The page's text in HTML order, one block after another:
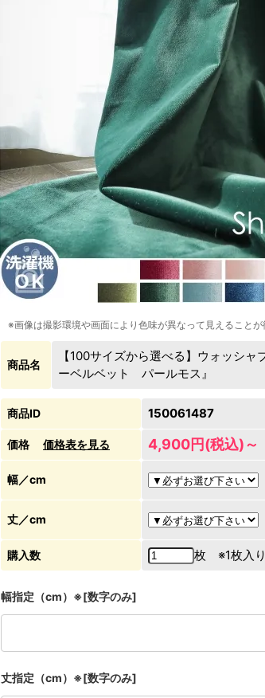
※画像は撮影環境や画面により色味が異なって見えること
商品名
【100サイズから選べる】ウォッシ
ーベルベット パールモス』
商品ID 150061487
価格 価格表を見る 4,900円(税込)～
幅／cm
丈／cm
購入数 枚 ※1枚入り
幅指定（cm）※[数字のみ]
丈指定（cm）※[数字のみ]